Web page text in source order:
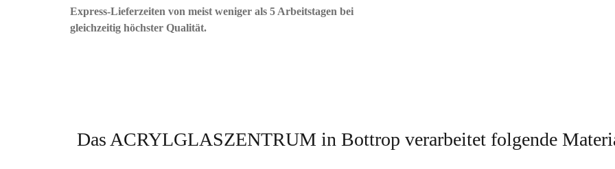
Express-Lieferzeiten von meist weniger als 5 Arbeitstagen bei
gleichzeitig höchster Qualität.
Das ACRYLGLASZENTRUM in Bottrop verarbeitet folgende